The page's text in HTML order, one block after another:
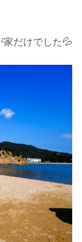
家だけでした💦